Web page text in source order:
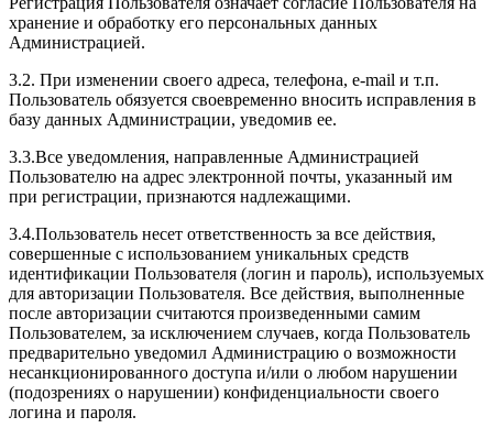
хранение и обработку его персональных данных
Администрацией.
3.2. При изменении своего адреса, телефона, e-mail и т.п.
Пользователь обязуется своевременно вносить исправления в
базу данных Администрации, уведомив ее.
3.3.Все уведомления, направленные Администрацией
Пользователю на адрес электронной почты, указанный им
при регистрации, признаются надлежащими.
3.4.Пользователь несет ответственность за все действия,
совершенные с использованием уникальных средств
идентификации Пользователя (логин и пароль), используемых
для авторизации Пользователя. Все действия, выполненные
после авторизации считаются произведенными самим
Пользователем, за исключением случаев, когда Пользователь
предварительно уведомил Администрацию о возможности
несанкционированного доступа и/или о любом нарушении
(подозрениях о нарушении) конфиденциальности своего
логина и пароля.